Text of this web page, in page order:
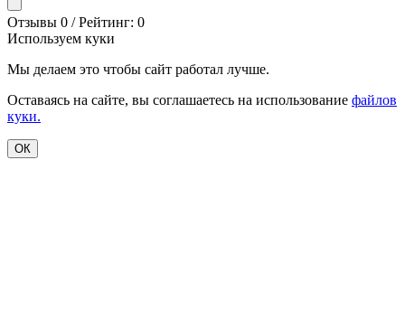
Отзывы 0 / Рейтинг: 0
Используем куки
Мы делаем это чтобы сайт работал лучше.
Оставаясь на сайте, вы соглашаетесь на использование файлов
куки.
ОК